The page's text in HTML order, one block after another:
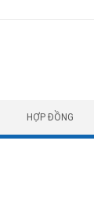
HỢP ĐỒNG